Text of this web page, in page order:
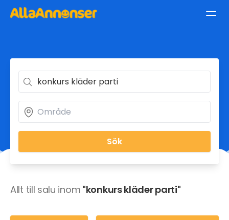
Sök
Allt till salu inom "konkurs kläder parti"